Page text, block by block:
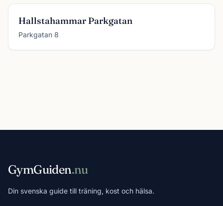
Hallstahammar Parkgatan
Parkgatan 8
GymGuiden.nu
Din svenska guide till träning, kost och hälsa.